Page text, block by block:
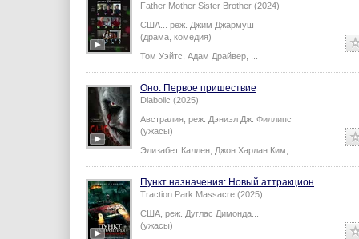
Father Mother Sister Brother (2024)
США... реж. Джим Джармуш
(драма, комедия)
Том Уэйтс Адам Драйвер
Оно. Первое пришествие
Diabolic (2025)
Австралия, реж. Дэниэл Дж. Филлипс
(ужасы)
Элизабет Каллен Джон Харлан Ким
Пункт назначения: Новый аттракцион
Traction Park Massacre (2025)
США, реж. Дуглас Димонда
(ужасы)